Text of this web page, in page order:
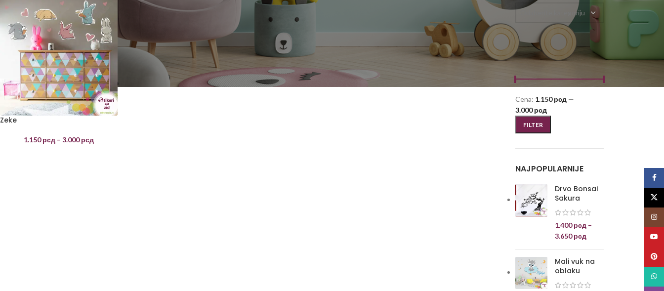
Zeke
1.150рсд – 3.000рсд
Odaberite kategoriju
FILTRIRAJ PO CENI
FILTER
Cena: 1.150 рсд —
3.000 рсд
NAJPOPULARNIJE
Drvo Bonsai
Sakura
1.400рсд –
3.650рсд
Mali vuk na
oblaku